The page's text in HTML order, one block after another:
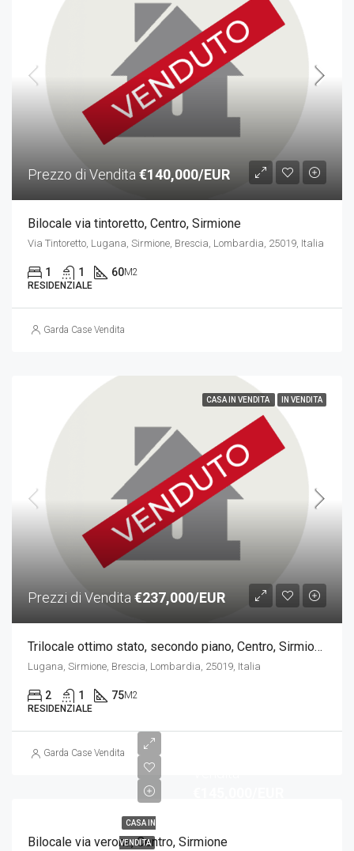
Prezzo di Vendita €140,000/EUR
Bilocale via tintoretto, Centro, Sirmione
Via Tintoretto, Lugana, Sirmione, Brescia, Lombardia, 25019, Italia
1 1 60M2
RESIDENZIALE
Garda Case Vendita
CASA IN VENDITA IN VENDITA
Prezzi di Vendita €237,000/EUR
Trilocale ottimo stato, secondo piano, Centro, Sirmione
Lugana, Sirmione, Brescia, Lombardia, 25019, Italia
2 1 75M2
RESIDENZIALE
Garda Case Vendita
CASA IN
VENDITA
Bilocale via verona, Centro, Sirmione